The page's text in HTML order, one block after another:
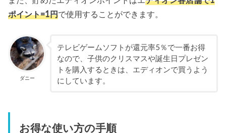
ポイント=1円で使用することができます。
ダニー
テレビゲームソフトが還元率5％で一番お得
なので、子供のクリスマスや誕生日プレゼン
トを購入するときは、エディオンで買うよう
にしています。
お得な使い方の手順